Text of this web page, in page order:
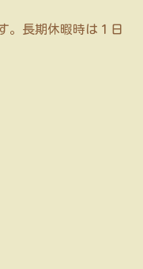
。長期休暇時は１日